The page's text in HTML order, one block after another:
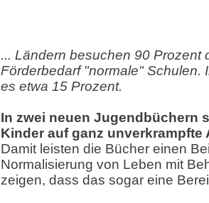
... Ländern besuchen 90 Prozent
Förderbedarf "normale" Schulen.
es etwa 15 Prozent.
In zwei neuen Jugendbüchern
Kinder auf ganz unverkrampfte
Damit leisten die Bücher einen
Normalisierung von Leben mit
zeigen, dass das sogar eine